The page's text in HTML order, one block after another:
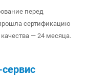
перед
сертификацию
качества — 24 месяца.